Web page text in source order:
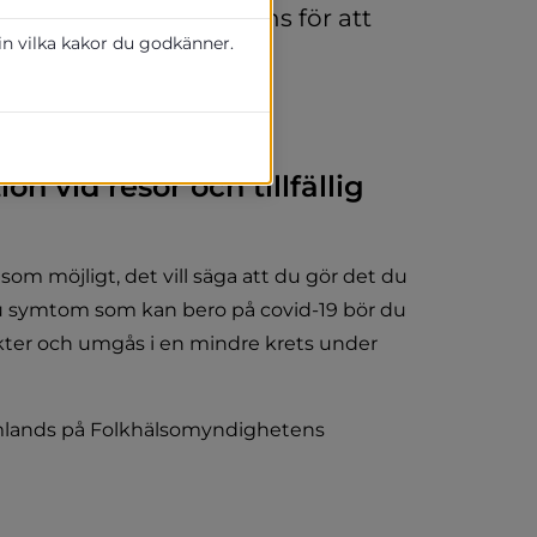
som finns för att
vid resor och tillfällig
möjligt, det vill säga att du gör det du
som kan bero på covid-19 bör du
och umgås i en mindre krets under
på Folkhälsomyndighetens
vilka kakor du godkänner.